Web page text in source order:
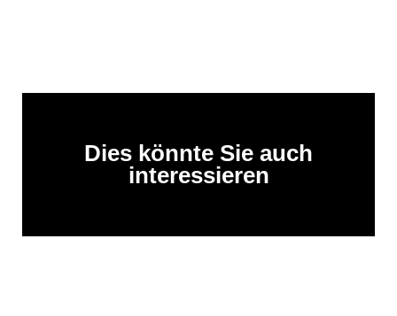
Dies könnte Sie auch
interessieren